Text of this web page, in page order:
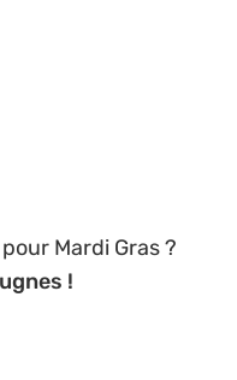
pour Mardi Gras ?
!